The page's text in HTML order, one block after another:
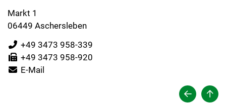
Markt 1
06449 Aschersleben
+49 3473 958-339
+49 3473 958-920
E-Mail